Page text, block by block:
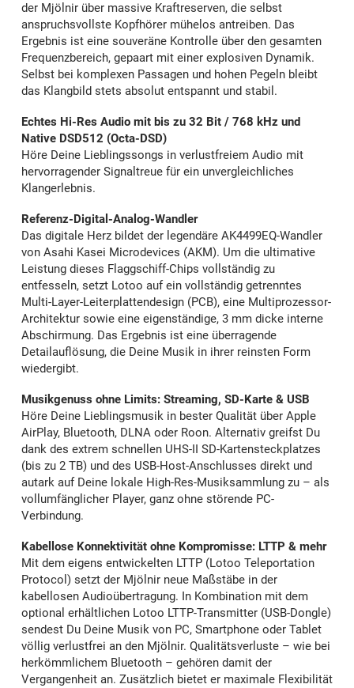
der Mjölnir über massive Kraftreserven, die selbst
anspruchsvollste Kopfhörer mühelos antreiben. Das
Ergebnis ist eine souveräne Kontrolle über den gesamten
Frequenzbereich, gepaart mit einer explosiven Dynamik.
Selbst bei komplexen Passagen und hohen Pegeln bleibt
das Klangbild stets absolut entspannt und stabil.
Echtes Hi-Res Audio mit bis zu 32 Bit / 768 kHz und
Native DSD512 (Octa-DSD)
Höre Deine Lieblingssongs in verlustfreiem Audio mit
hervorragender Signaltreue für ein unvergleichliches
Klangerlebnis.
Referenz-Digital-Analog-Wandler
Das digitale Herz bildet der legendäre AK4499EQ-Wandler
von Asahi Kasei Microdevices (AKM). Um die ultimative
Leistung dieses Flaggschiff-Chips vollständig zu
entfesseln, setzt Lotoo auf ein vollständig getrenntes
Multi-Layer-Leiterplattendesign (PCB), eine Multiprozessor-
Architektur sowie eine eigenständige, 3 mm dicke interne
Abschirmung. Das Ergebnis ist eine überragende
Detailauflösung, die Deine Musik in ihrer reinsten Form
wiedergibt.
Musikgenuss ohne Limits: Streaming, SD-Karte & USB
Höre Deine Lieblingsmusik in bester Qualität über Apple
AirPlay, Bluetooth, DLNA oder Roon. Alternativ greifst Du
dank des extrem schnellen UHS-II SD-Kartensteckplatzes
(bis zu 2 TB) und des USB-Host-Anschlusses direkt und
autark auf Deine lokale High-Res-Musiksammlung zu – als
vollumfänglicher Player, ganz ohne störende PC-
Verbindung.
Kabellose Konnektivität ohne Kompromisse: LTTP & mehr
Mit dem eigens entwickelten LTTP (Lotoo Teleportation
Protocol) setzt der Mjölnir neue Maßstäbe in der
kabellosen Audioübertragung. In Kombination mit dem
optional erhältlichen Lotoo LTTP-Transmitter (USB-Dongle)
sendest Du Deine Musik von PC, Smartphone oder Tablet
völlig verlustfrei an den Mjölnir. Qualitätsverluste – wie bei
herkömmlichem Bluetooth – gehören damit der
Vergangenheit an. Zusätzlich bietet er maximale Flexibilität